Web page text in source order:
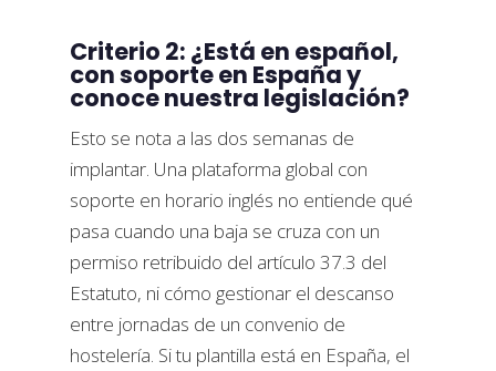
Criterio 2: ¿Está en español,
con soporte en España y
conoce nuestra legislación?
Esto se nota a las dos semanas de
implantar. Una plataforma global con
soporte en horario inglés no entiende qué
pasa cuando una baja se cruza con un
permiso retribuido del artículo 37.3 del
Estatuto, ni cómo gestionar el descanso
entre jornadas de un convenio de
hostelería. Si tu plantilla está en España, el